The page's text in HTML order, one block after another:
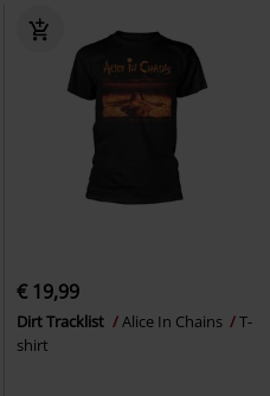
€ 19,99
Dirt Tracklist Alice In Chains
T-
shirt